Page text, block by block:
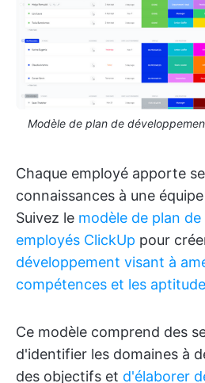
Modèle de plan de
Chaque employé apporte
connaissances à une
Suivez le modèle de plan
employés ClickUp pour
développement visant à
compétences et les
Ce modèle comprend des
d'identifier les domaines à
des objectifs et d'élaborer